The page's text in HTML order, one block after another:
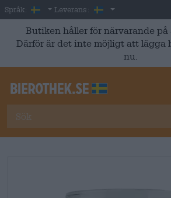
Skip to main content
Språk: Swedish
Leverans: Sverige
Butiken håller för närvarande på
Därför är det inte möjligt att lägga
nu.